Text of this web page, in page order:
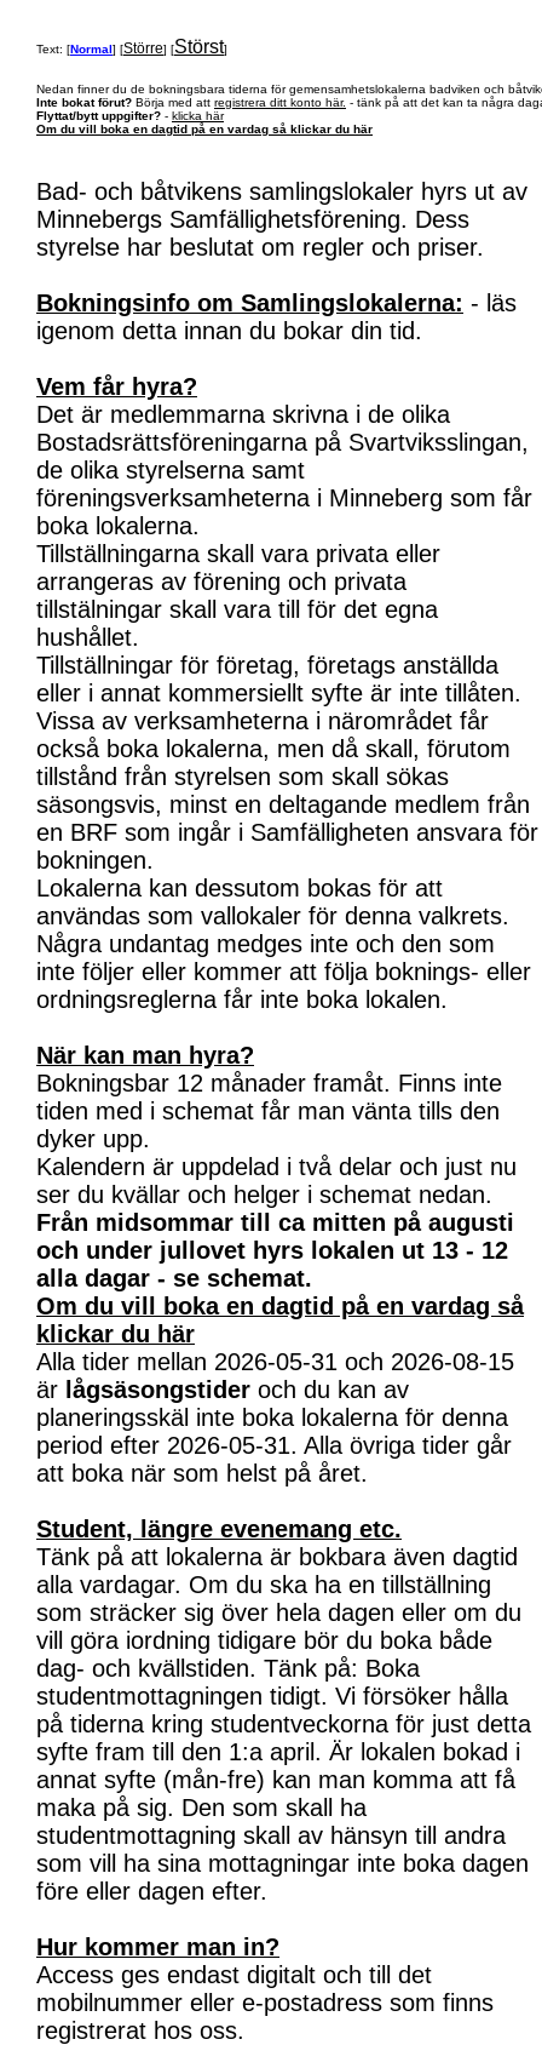
Text: [Normal] [Större] [Störst]
Nedan finner du de bokningsbara tiderna för gemensamhetslokalerna badviken och
Inte bokat förut? Börja med att registrera ditt konto här. - tänk på att det kan ta några
Flyttat/bytt uppgifter? - klicka här
Om du vill boka en dagtid på en vardag så klickar du här
Bad- och båtvikens samlingslokaler hyrs ut av
Minnebergs Samfällighetsförening. Dess
styrelse har beslutat om regler och priser.
Bokningsinfo om Samlingslokalerna: - läs
igenom detta innan du bokar din tid.
Vem får hyra?
Det är medlemmarna skrivna i de olika
Bostadsrättsföreningarna på Svartviksslingan,
de olika styrelserna samt
föreningsverksamheterna i Minneberg som får
boka lokalerna.
Tillställningarna skall vara privata eller
arrangeras av förening och privata
tillstälningar skall vara till för det egna
hushållet.
Tillställningar för företag, företags anställda
eller i annat kommersiellt syfte är inte tillåten.
Vissa av verksamheterna i närområdet får
också boka lokalerna, men då skall, förutom
tillstånd från styrelsen som skall sökas
säsongsvis, minst en deltagande medlem från
en BRF som ingår i Samfälligheten ansvara för
bokningen.
Lokalerna kan dessutom bokas för att
användas som vallokaler för denna valkrets.
Några undantag medges inte och den som
inte följer eller kommer att följa boknings- eller
ordningsreglerna får inte boka lokalen.
När kan man hyra?
Bokningsbar 12 månader framåt. Finns inte
tiden med i schemat får man vänta tills den
dyker upp.
Kalendern är uppdelad i två delar och just nu
ser du kvällar och helger i schemat nedan.
Från midsommar till ca mitten på augusti
och under jullovet hyrs lokalen ut 13 - 12
alla dagar - se schemat.
Om du vill boka en dagtid på en vardag så
klickar du här
Alla tider mellan 2026-05-31 och 2026-08-15
är lågsäsongstider och du kan av
planeringsskäl inte boka lokalerna för denna
period efter 2026-05-31. Alla övriga tider går
att boka när som helst på året.
Student, längre evenemang etc.
Tänk på att lokalerna är bokbara även dagtid
alla vardagar. Om du ska ha en tillställning
som sträcker sig över hela dagen eller om du
vill göra iordning tidigare bör du boka både
dag- och kvällstiden. Tänk på: Boka
studentmottagningen tidigt. Vi försöker hålla
på tiderna kring studentveckorna för just detta
syfte fram till den 1:a april. Är lokalen bokad i
annat syfte (mån-fre) kan man komma att få
maka på sig. Den som skall ha
studentmottagning skall av hänsyn till andra
som vill ha sina mottagningar inte boka dagen
före eller dagen efter.
Hur kommer man in?
Access ges endast digitalt och till det
mobilnummer eller e-postadress som finns
registrerat hos oss.